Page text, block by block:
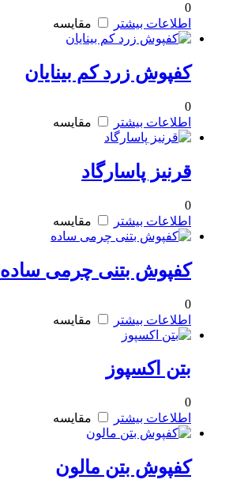
0
اطلاعات بیشتر
مقایسه
کفپوش زرد کم بینایان
0
اطلاعات بیشتر
مقایسه
قرنیز پاسارگاد
0
اطلاعات بیشتر
مقایسه
کفپوش بتنی چرمی ساده
0
اطلاعات بیشتر
مقایسه
بتن اکسپوز
0
اطلاعات بیشتر
مقایسه
کفپوش بتن مالون